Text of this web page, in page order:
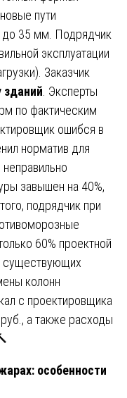
пути
до 35 мм. Подрядчик
эксплуатации
Заказчик
зданий. Эксперты
по фактическим
ошибся в
норматив для
завышен на 40%,
подрядчик при
60% проектной
существующих
колонн
с проектировщика
а также расходы
особенности